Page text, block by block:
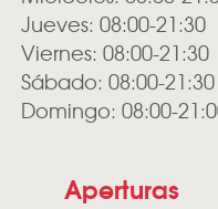
Jueves: 08:00-21:30
Viernes: 08:00-21:30
Sábado: 08:00-21:30
Domingo: 08:00-
Aperturas